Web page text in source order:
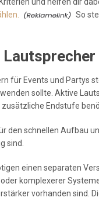
So
für Events und Partys
sollte. Aktive
Endstufe
den schnellen Aufbau
sind.
einen separaten
komplexerer
vorhanden sind.